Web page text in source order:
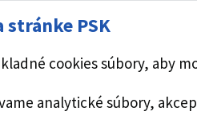
stránke PSK
cookies súbory, aby
analytické súbory,